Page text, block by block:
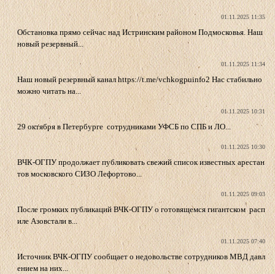
01.11.2025 11:35
Обстановка прямо сейчас над Истринским районом Подмосковья. Наш
новый резервный...
01.11.2025 11:34
Наш новый резервный канал https://t.me/vchkogpuinfo2 Нас стабильно
можно читать на...
01.11.2025 10:31
29 октября в Петербурге сотрудниками УФСБ по СПБ и ЛО...
01.11.2025 10:30
ВЧК-ОГПУ продолжает публиковать свежий список известных арестан
тов московского СИЗО Лефортово...
01.11.2025 09:03
После громких публикаций ВЧК-ОГПУ о готовящемся гигантском расп
иле Азовстали в...
01.11.2025 07:40
Источник ВЧК-ОГПУ сообщает о недовольстве сотрудников МВД давл
ением на них...